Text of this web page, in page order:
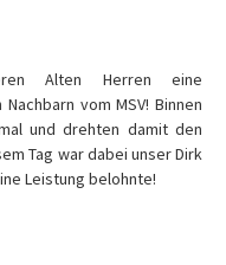
Alten Herren eine
vom MSV! Binnen
und drehten damit den
Tag war dabei unser Dirk
Leistung belohnte!